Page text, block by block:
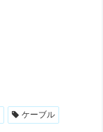
ケーブル